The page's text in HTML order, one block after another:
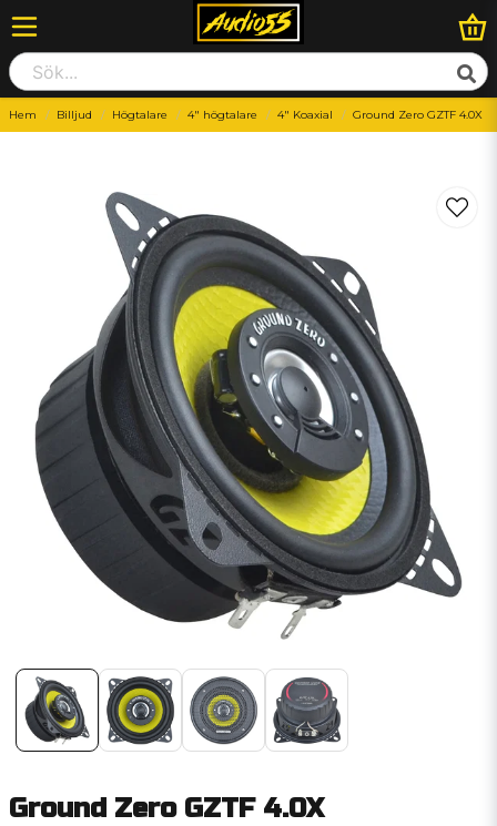
Hem Billjud Högtalare 4" högtalare 4" Koaxial Ground Zero GZTF 4.0X
Ground Zero GZTF 4.0X